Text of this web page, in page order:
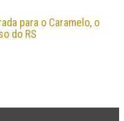
para o Caramelo, o
do RS